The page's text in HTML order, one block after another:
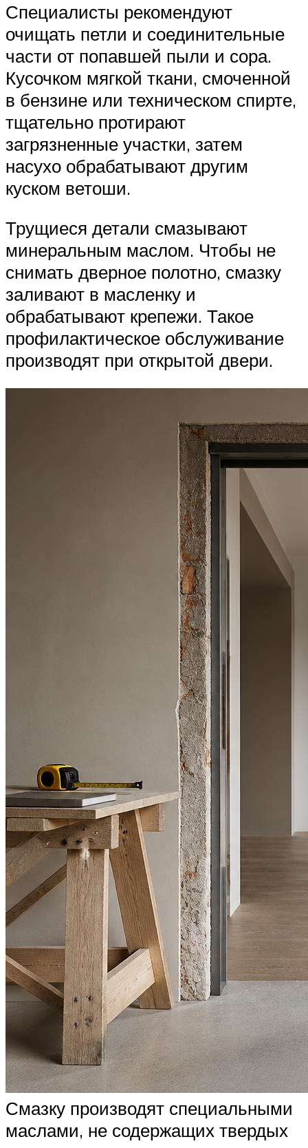
Специалисты рекомендуют
очищать петли и соединительные
части от попавшей пыли и сора.
Кусочком мягкой ткани, смоченной
в бензине или техническом спирте,
тщательно протирают
загрязненные участки, затем
насухо обрабатывают другим
куском ветоши.
Трущиеся детали смазывают
минеральным маслом. Чтобы не
снимать дверное полотно, смазку
заливают в масленку и
обрабатывают крепежи. Такое
профилактическое обслуживание
производят при открытой двери.
Смазку производят специальными
маслами, не содержащих твердых